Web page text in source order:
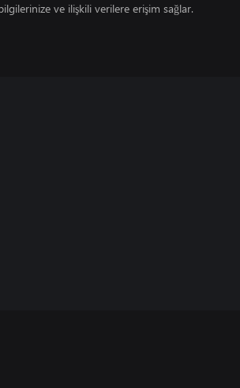
ve ilişkili verilere erişim sağlar.